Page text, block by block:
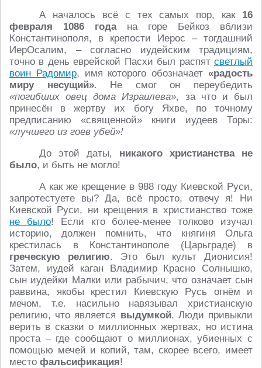
А началось всё с тех самых пор, как 16
февраля 1086 годана горе Бейкоз вблизи
Константинополя, в крепости Иерос – тогдашний
ИерОсалим, – согласно иудейским традициям,
точно в день еврейской Пасхи был распят светлый
воин Радомир, имя которого обозначает«радость
миру несущий». Не смог он переубедить
«погибших овец дома Израилева», за что и был
принесён в жертву их богу Яхве, по точному
предписанию «священной» книги иудеев Торы:
«лучшего из гоев убей»!
До этой даты, никакого христианства не
было, и быть не могло!
А как же крещение в 988 году Киевской Руси,
запротестуете вы? Да, всё просто, отвечу я! Ни
Киевской Руси, ни крещения в христианство тоже
не было! Если кто более-менее толково изучал
историю, должен помнить, что княгиня Ольга
крестилась в Константинополе (Царьграде) в
греческую религию. Это был культ Дионисия!
Затем, иудей каган Владимир Красно Солнышко,
сын иудейки Малки или рабычич, что означает сын
раввина, якобы крестил Киевскую Русь огнём и
мечом, т.е. насильно навязывал христианскую
религию, что является выдумкой. Люди привыкли
верить в сказки о миллионных жертвах, но истина
проста – где сообщают о миллионах, убиенных с
помощью мечей и копий, там, скорее всего, имеет
место фальсификация!